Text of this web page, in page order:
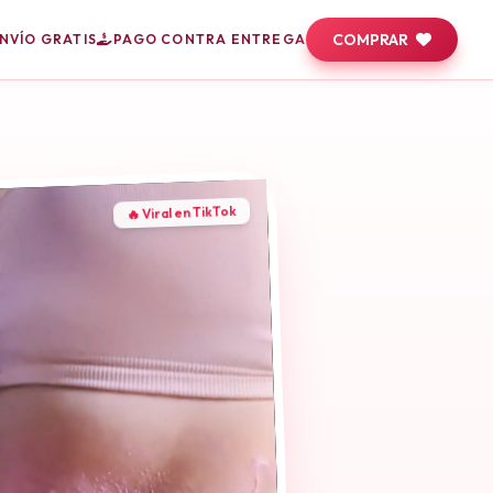
GRATIS PAGO CONTRA ENTREGA COMPRAR
🔥 Viral en TikTok